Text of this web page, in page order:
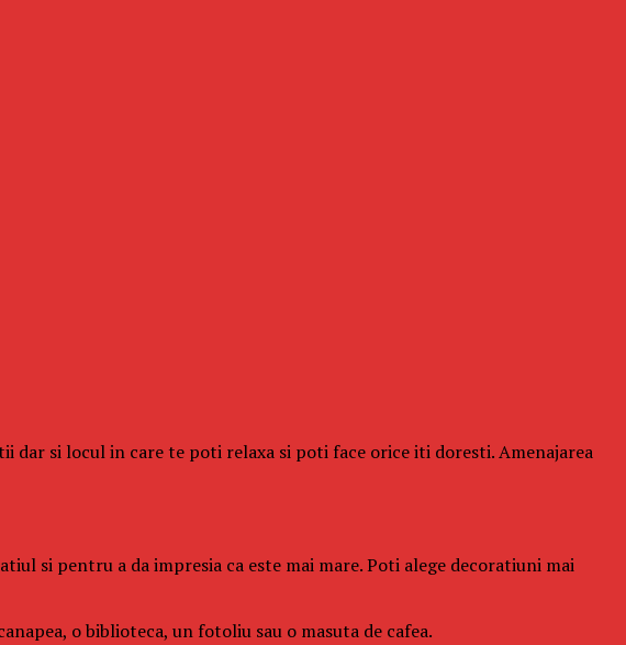
si locul in care te poti relaxa si poti face orice iti doresti. Amenajarea
si pentru a da impresia ca este mai mare. Poti alege decoratiuni mai
o biblioteca, un fotoliu sau o masuta de cafea.